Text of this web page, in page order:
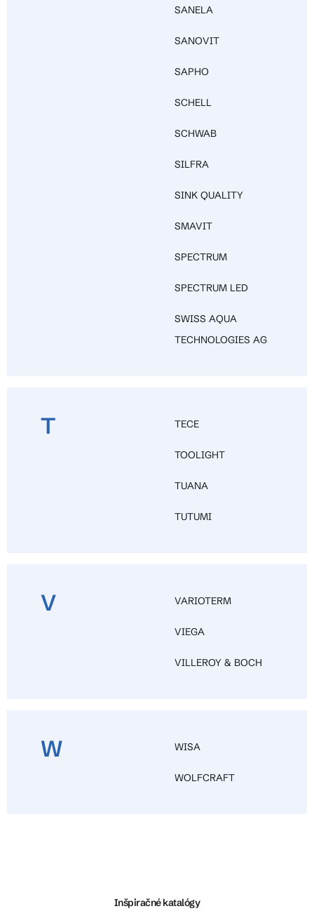
SANELA
SANOVIT
SAPHO
SCHELL
SCHWAB
SILFRA
SINK QUALITY
SMAVIT
SPECTRUM
SPECTRUM LED
SWISS AQUA
TECHNOLOGIES AG
T TECE
TOOLIGHT
TUANA
TUTUMI
V VARIOTERM
VIEGA
VILLEROY & BOCH
W WISA
WOLFCRAFT
Inšpiračné katalógy